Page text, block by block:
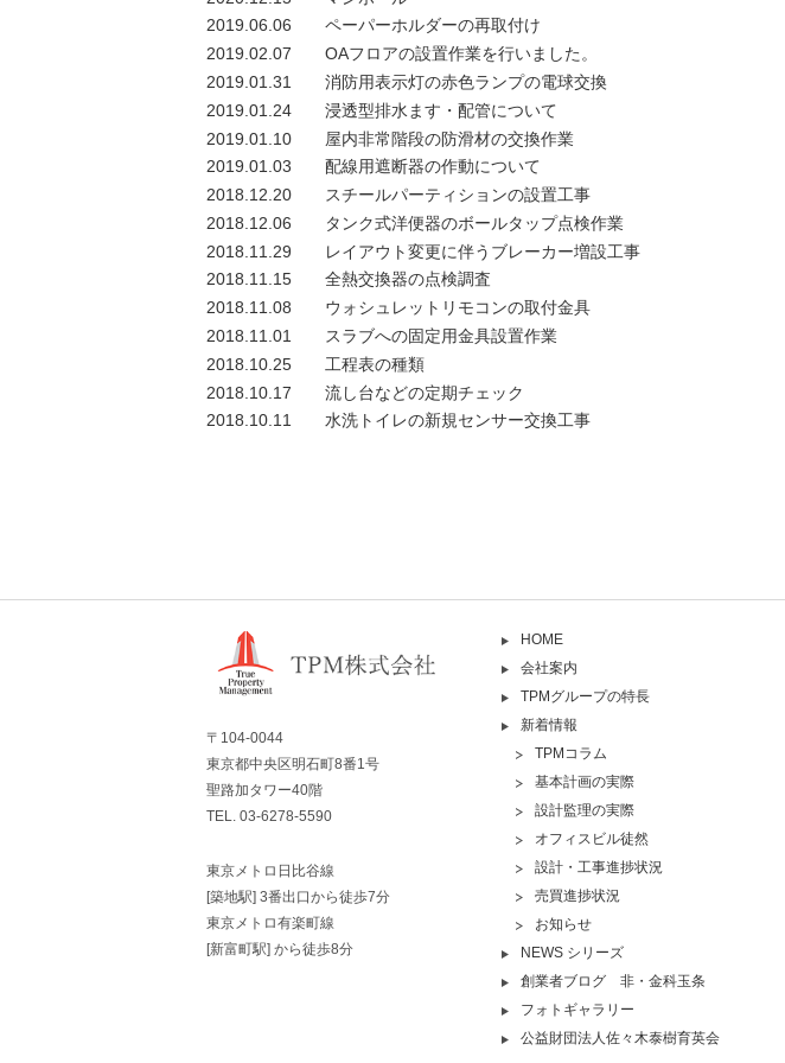
2019.06.06
ペーパーホルダーの再取付け
2019.02.07
OAフロアの設置作業を行いました。
2019.01.31
消防用表示灯の赤色ランプの電球交換
2019.01.24
浸透型排水ます・配管について
2019.01.10
屋内非常階段の防滑材の交換作業
2019.01.03
配線用遮断器の作動について
2018.12.20
スチールパーティションの設置工事
2018.12.06
タンク式洋便器のボールタップ点検作業
2018.11.29
レイアウト変更に伴うブレーカー増設工事
2018.11.15
全熱交換器の点検調査
2018.11.08
ウォシュレットリモコンの取付金具
2018.11.01
スラブへの固定用金具設置作業
2018.10.25
工程表の種類
2018.10.17
流し台などの定期チェック
2018.10.11
水洗トイレの新規センサー交換工事
〒104-0044
東京都中央区明石町8番1号
聖路加タワー40階
TEL. 03-6278-5590
東京メトロ日比谷線
[築地駅] 3番出口から徒歩7分
東京メトロ有楽町線
[新富町駅] から徒歩8分
HOME
会社案内
TPMグループの特長
新着情報
TPMコラム
基本計画の実際
設計監理の実際
オフィスビル徒然
設計・工事進捗状況
売買進捗状況
お知らせ
NEWS シリーズ
創業者ブログ 非・金科玉条
フォトギャラリー
公益財団法人佐々木泰樹育英会